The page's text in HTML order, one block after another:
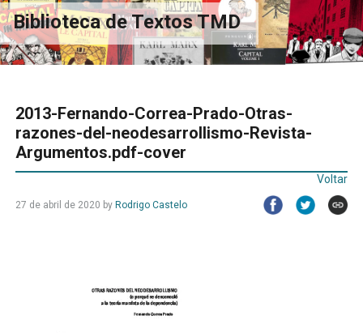
Biblioteca de Textos TMD
2013-Fernando-Correa-Prado-Otras-
razones-del-neodesarrollismo-Revista-
Argumentos.pdf-cover
Voltar
27 de abril de 2020 by Rodrigo Castelo